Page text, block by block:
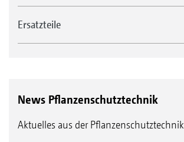
Ersatzteile
News Pflanzenschutztechnik
Aktuelles aus der Pflanzenschutztechnik